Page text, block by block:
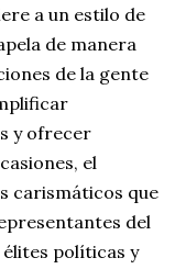
a un estilo de
de manera
de la gente
y ofrecer
el
carismáticos que
del
élites políticas y